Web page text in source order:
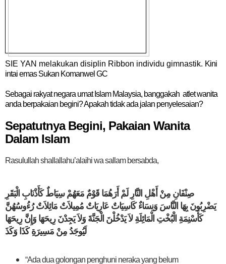
SIE YAN melakukan disiplin Ribbon individu gimnastik. Kini
intai emas Sukan Komanwel GC
Sebagai rakyat negara umat Islam Malaysia, banggakah atlet wanita
anda berpakaian begini? Apakah tidak ada jalan penyelesaian?
Sepatutnya Begini, Pakaian Wanita
Dalam Islam
Rasulullah shallallahu’alaihi wa sallam bersabda,
صِنْفَانِ مِنْ أَهْلِ النَّارِ لَمْ أَرَهُمَا قَوْمٌ مَعَهُمْ سِيَاطٌ كَأَذْنَابِ الْبَقَرِ
يَضْرِبُونَ بِهَا النَّاسَ وَنِسَاءٌ كَاسِيَاتٌ عَارِيَاتٌ مُمِيلاَتٌ مَائِلاَتٌ رُءُوسُهُنَّ
كَأَسْنِمَةِ الْبُخْتِ الْمَائِلَةِ لاَ يَدْخُلْنَ الْجَنَّةَ وَلاَ يَجِدْنَ رِيحَهَا وَإِنَّ رِيحَهَا
لَيُوجَدُ مِنْ مَسِيرَةِ كَذَا وَكَذَ
“Ada dua golongan penghuni neraka yang belum